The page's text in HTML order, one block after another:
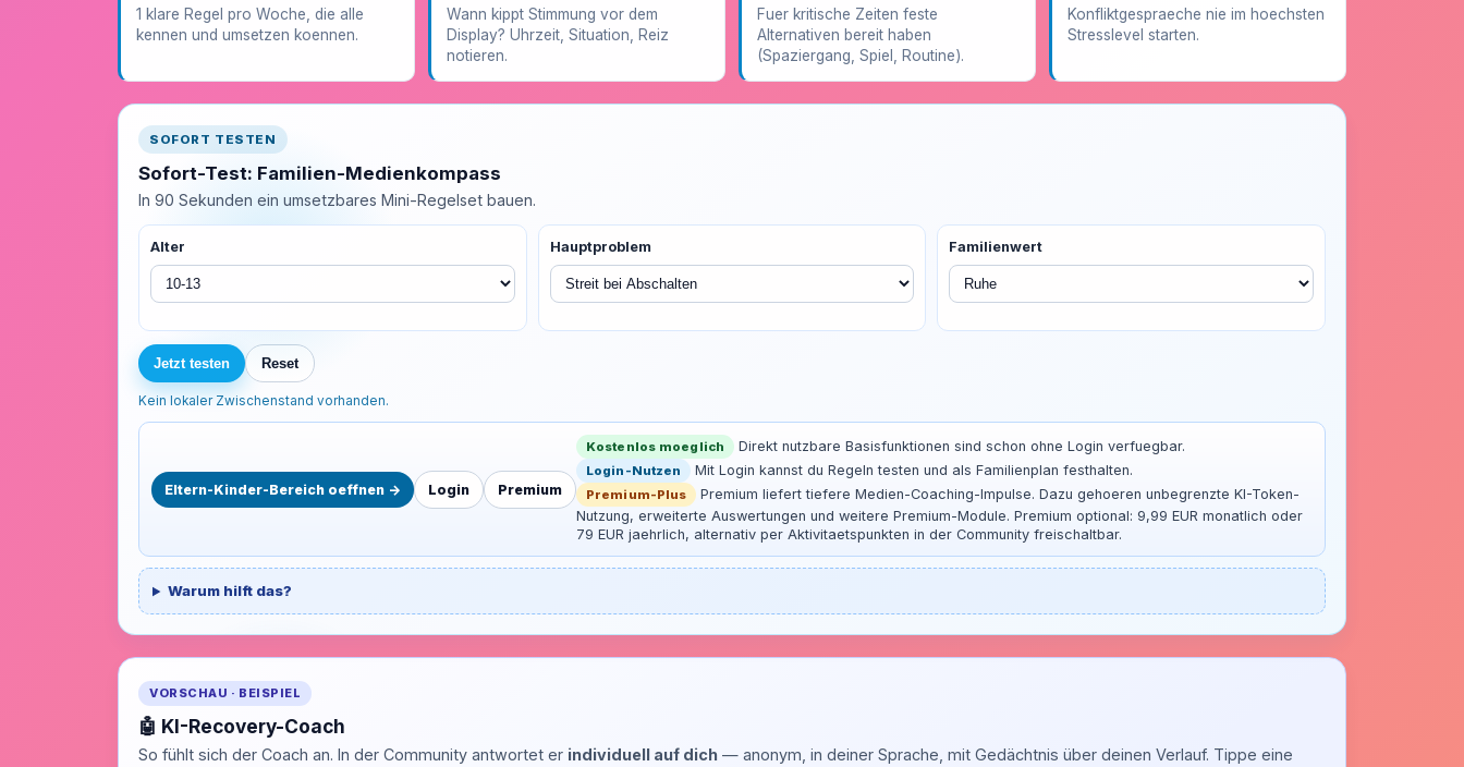
1 klare Regel pro Woche, die alle
kennen und umsetzen koennen.
Wann kippt Stimmung vor dem
Display? Uhrzeit, Situation, Reiz
notieren.
Fuer kritische Zeiten feste
Alternativen bereit haben
(Spaziergang, Spiel, Routine).
Konfliktgespraeche nie im hoechsten
Stresslevel starten.
SOFORT TESTEN
Sofort-Test: Familien-Medienkompass
In 90 Sekunden ein umsetzbares Mini-Regelset bauen.
Alter Hauptproblem Familienwert
Jetzt testen Reset
Kein lokaler Zwischenstand vorhanden.
Eltern-Kinder-Bereich oeffnen -> Login Premium
Kostenlos moeglich Direkt nutzbare Basisfunktionen sind schon ohne Login verfuegbar.
Login-Nutzen Mit Login kannst du Regeln testen und als Familienplan festhalten.
Premium-Plus
Premium liefert tiefere Medien-Coaching-Impulse. Dazu gehoeren unbegrenzte KI-Token-
Nutzung, erweiterte Auswertungen und weitere Premium-Module. Premium optional: 9,99 EUR monatlich oder
79 EUR jaehrlich, alternativ per Aktivitaetspunkten in der Community freischaltbar.
Warum hilft das?
VORSCHAU · BEISPIEL
🤖 KI-Recovery-Coach
So fühlt sich der Coach an. In der Community antwortet er individuell auf dich — anonym, in deiner Sprache, mit Gedächtnis über deinen Verlauf. Tippe eine